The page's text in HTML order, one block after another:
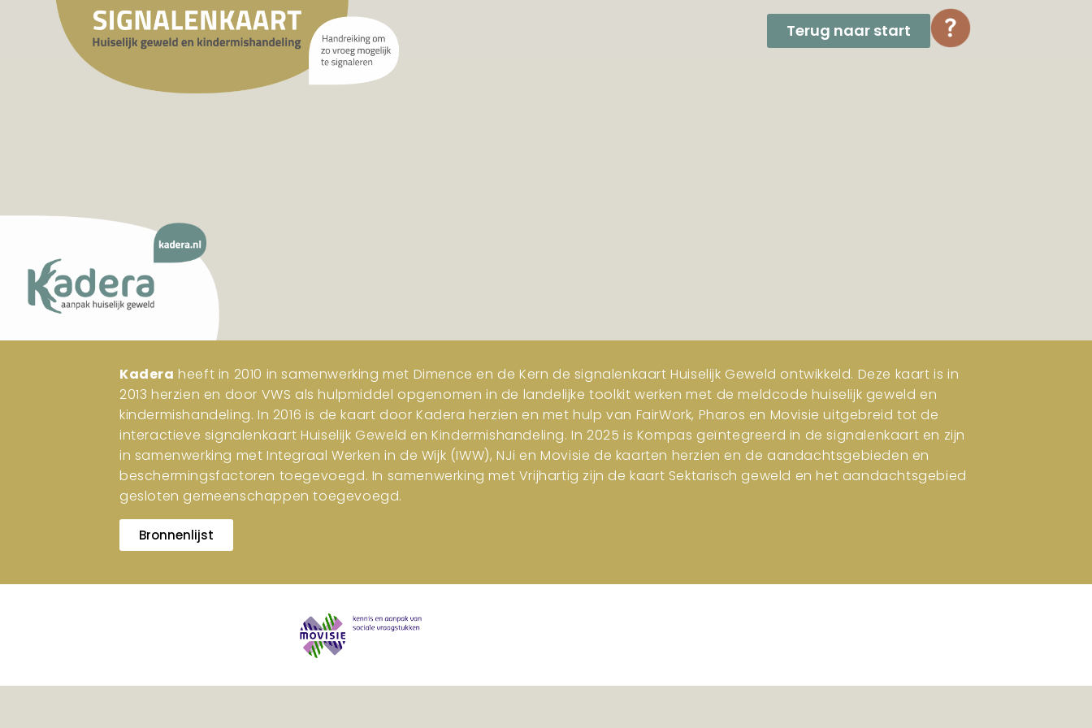
Terug naar start
Kadera heeft in 2010 in samenwerking met Dimence en de Kern de signalenkaart Huiselijk Geweld ontwikkeld. Deze kaart is in
2013 herzien en door VWS als hulpmiddel opgenomen in de landelijke toolkit werken met de meldcode huiselijk geweld en
kindermishandeling. In 2016 is de kaart door Kadera herzien en met hulp van FairWork, Pharos en Movisie uitgebreid tot de
interactieve signalenkaart Huiselijk Geweld en Kindermishandeling. In 2025 is Kompas geïntegreerd in de signalenkaart en zijn
in samenwerking met Integraal Werken in de Wijk (IWW), NJi en Movisie de kaarten herzien en de aandachtsgebieden en
beschermingsfactoren toegevoegd. In samenwerking met Vrijhartig zijn de kaart Sektarisch geweld en het aandachtsgebied
gesloten gemeenschappen toegevoegd.
Bronnenlijst